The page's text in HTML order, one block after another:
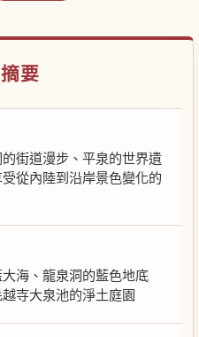
要
街道漫步、平泉的世界遺
從內陸到沿岸景色變化的
海、龍泉洞的藍色地底
寺大泉池的淨土庭園